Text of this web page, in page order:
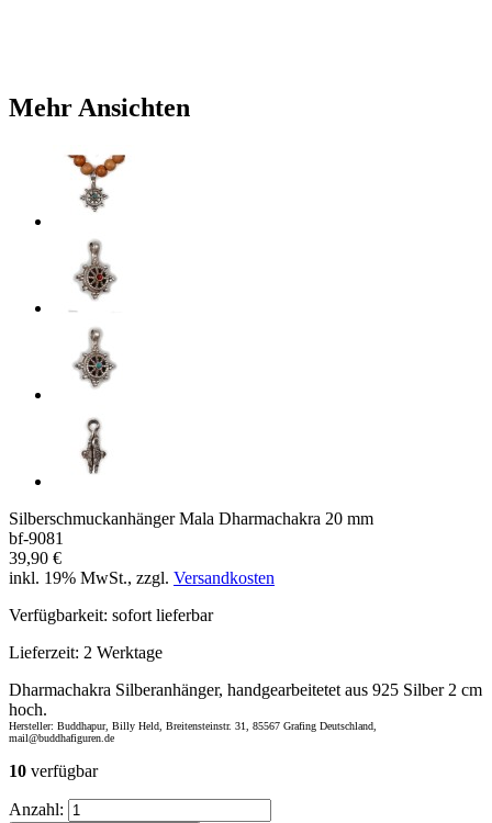
Mehr Ansichten
Silberschmuckanhänger Mala Dharmachakra 20 mm
bf-9081
39,90 €
inkl. 19% MwSt., zzgl. Versandkosten
Verfügbarkeit: sofort lieferbar
Lieferzeit: 2 Werktage
Dharmachakra Silberanhänger, handgearbeitetet aus 925 Silber 2 cm
hoch.
Hersteller: Buddhapur, Billy Held, Breitensteinstr. 31, 85567 Grafing Deutschland,
mail@buddhafiguren.de
10 verfügbar
Anzahl: